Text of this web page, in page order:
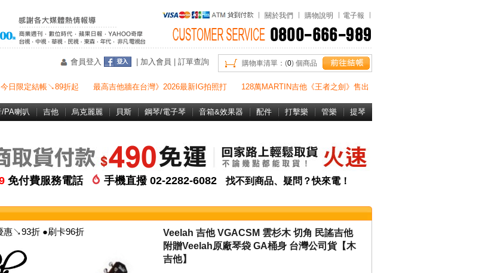
關於我們 購物說明 電子報
購物車清單：(0) 個商品
會員登入 加入會員 訂單查詢
日限定結帳↘89折起 最高吉他牆在台灣》2026最新IG拍照打 128萬MARTIN吉他《王者之劍》售出
/PA喇叭 吉他 烏克麗麗 貝斯 鋼琴/電子琴 音箱&效果器 配件 打擊樂 管樂 提琴
免付費服務電話 手機直撥 02-2282-6082 找不到商品、疑問？快來電！
↘93折 ●刷卡96折
Veelah 吉他 VGACSM 雲杉木 切角 民謠吉他
附贈Veelah原廠琴袋 GA桶身 台灣公司貨【木
吉他】